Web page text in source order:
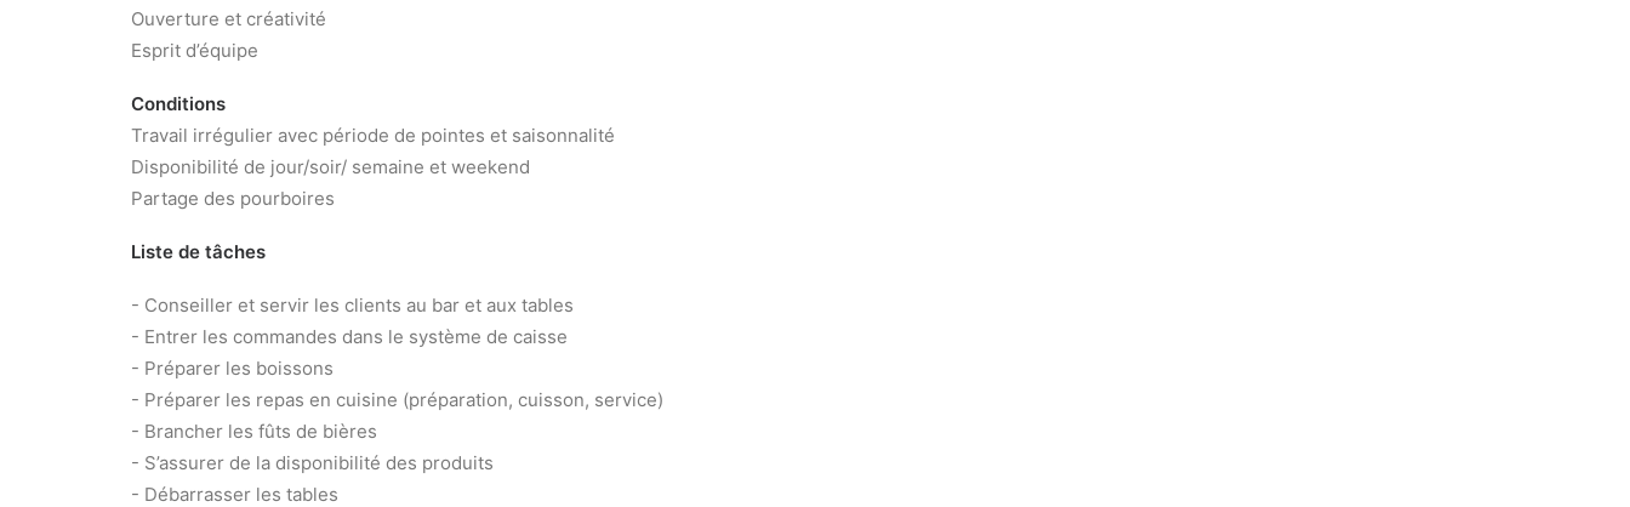
Ouverture et créativité
Esprit d’équipe
Conditions
Travail irrégulier avec période de pointes et saisonnalité
Disponibilité de jour/soir/ semaine et weekend
Partage des pourboires
Liste de tâches
- Conseiller et servir les clients au bar et aux tables
- Entrer les commandes dans le système de caisse
- Préparer les boissons
- Préparer les repas en cuisine (préparation, cuisson, service)
- Brancher les fûts de bières
- S’assurer de la disponibilité des produits
- Débarrasser les tables